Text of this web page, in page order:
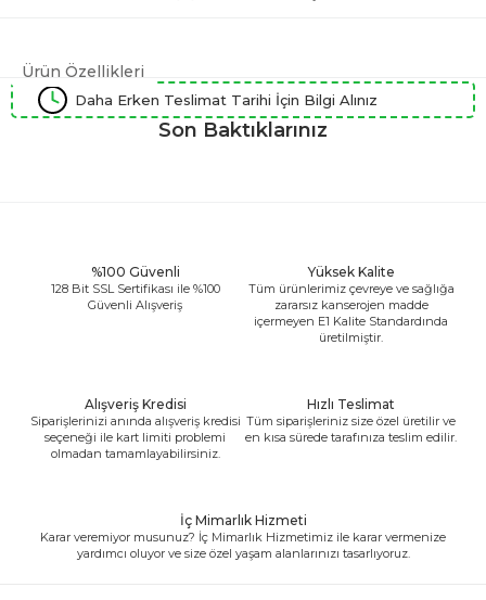
Ürün Özellikleri
Daha Erken Teslimat Tarihi İçin Bilgi Alınız
Son Baktıklarınız
%100 Güvenli
128 Bit SSL Sertifikası ile %100
Güvenli Alışveriş
Yüksek Kalite
Tüm ürünlerimiz çevreye ve sağlığa
zararsız kanserojen madde
içermeyen E1 Kalite Standardında
üretilmiştir.
Alışveriş Kredisi
Siparişlerinizi anında alışveriş kredisi
seçeneği ile kart limiti problemi
olmadan tamamlayabilirsiniz.
Hızlı Teslimat
Tüm siparişleriniz size özel üretilir ve
en kısa sürede tarafınıza teslim edilir.
İç Mimarlık Hizmeti
Karar veremiyor musunuz? İç Mimarlık Hizmetimiz ile karar vermenize
yardımcı oluyor ve size özel yaşam alanlarınızı tasarlıyoruz.